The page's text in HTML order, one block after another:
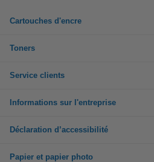
Cartouches d'encre
Toners
Service clients
Informations sur l'entreprise
Déclaration d’accessibilité
Papier et papier photo